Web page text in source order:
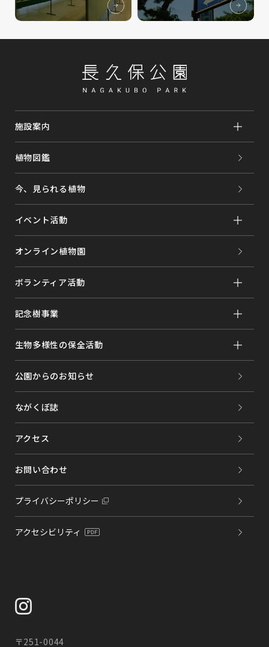
施設案内
植物図鑑
今、見られる植物
イベント活動
オンライン植物園
ボランティア活動
記念樹事業
生物多様性の保全活動
公園からのお知らせ
ながくぼ誌
アクセス
お問い合わせ
プライバシーポリシー
アクセシビリティ
〒251-0044